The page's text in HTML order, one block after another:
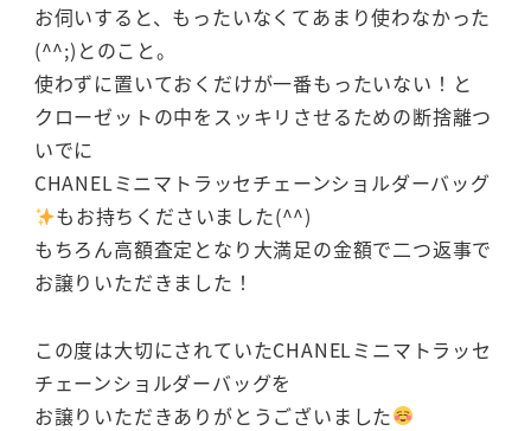
お伺いすると、もったいなくてあまり使わなかった
(^^;)とのこと。
使わずに置いておくだけが一番もったいない！と
クローゼットの中をスッキリさせるための断捨離つ
いでに
CHANELミニマトラッセチェーンショルダーバッグ
もお持ちくださいました(^^)
もちろん高額査定となり大満足の金額で二つ返事で
お譲りいただきました！
この度は大切にされていたCHANELミニマトラッセ
チェーンショルダーバッグを
お譲りいただきありがとうございました